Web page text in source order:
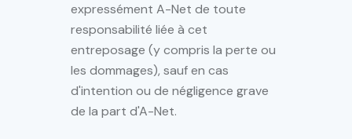
expressément A-Net de toute
responsabilité liée à cet
entreposage (y compris la perte ou
les dommages), sauf en cas
d'intention ou de négligence grave
de la part d'A-Net.